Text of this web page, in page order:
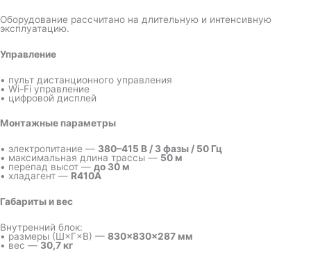
Оборудование рассчитано на длительную и интенсивную
эксплуатацию.
Управление
• пульт дистанционного управления
• Wi-Fi управление
• цифровой дисплей
Монтажные параметры
• электропитание — 380–415 В / 3 фазы / 50 Гц
• максимальная длина трассы — 50 м
• перепад высот — до 30 м
• хладагент — R410A
Габариты и вес
Внутренний блок:
• размеры (Ш×Г×В) — 830×830×287 мм
• вес — 30,7 кг